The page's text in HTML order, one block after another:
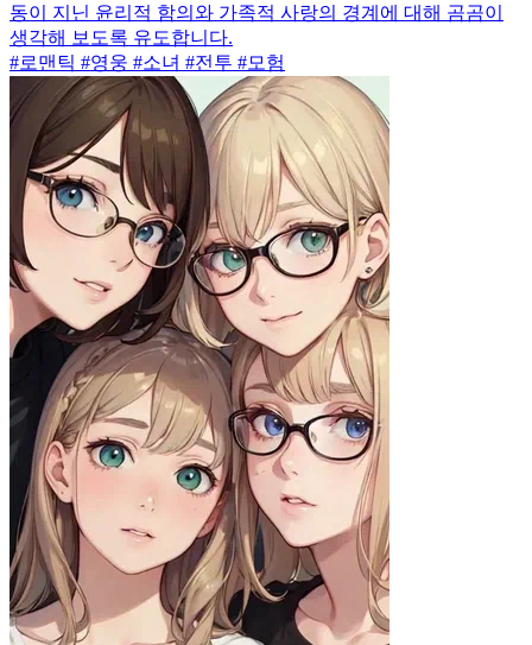
동이 지닌 윤리적 함의와 가족적 사랑의 경계에 대해 곰곰이
생각해 보도록 유도합니다.
#로맨틱 #영웅 #소녀 #전투 #모험